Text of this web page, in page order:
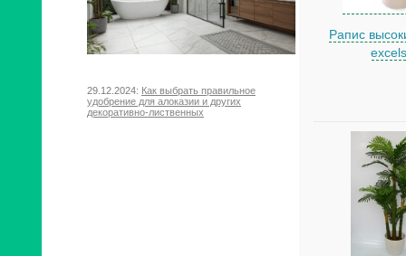
29.12.2024: Как выбрать правильное
удобрение для алоказии и других
декоративно-лиственных
Рапис